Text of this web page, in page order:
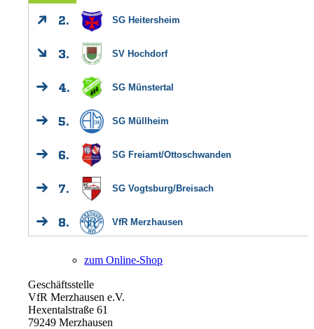
VfR Kultur
zum Online-Shop
Geschäftsstelle
VfR Merzhausen e.V.
Hexentalstraße 61
79249 Merzhausen